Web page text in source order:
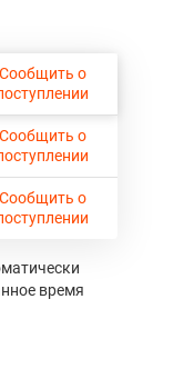
Сообщить о
Сообщить о
Сообщить о
время